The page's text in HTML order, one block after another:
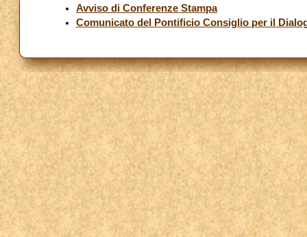
Avviso di Conferenze Stampa
Comunicato del Pontificio Consiglio per il